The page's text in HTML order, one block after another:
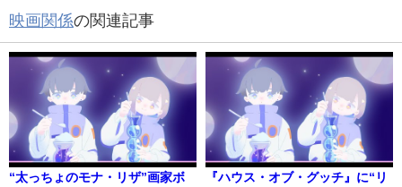
映画関係の関連記事
“太っちょのモナ・リザ”画家ボ
『ハウス・オブ・グッチ』に“リ